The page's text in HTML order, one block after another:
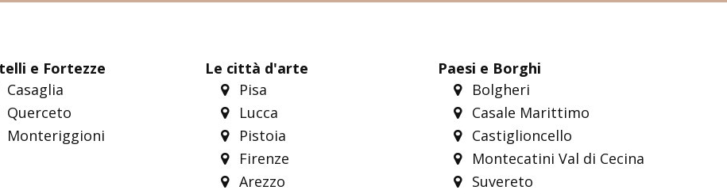
e Fortezze
Casaglia
Querceto
Monteriggioni
Le città d'arte
Pisa
Lucca
Pistoia
Firenze
Arezzo
Paesi e Borghi
Bolgheri
Casale Marittimo
Castiglioncello
Montecatini Val di Cecina
Suvereto